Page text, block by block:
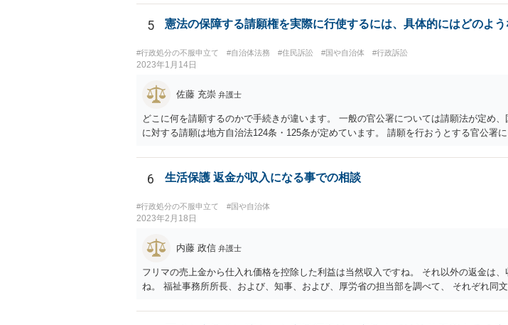
5 憲法の保障する請願権を実際に行使するには、具体的にはどのよ
#行政処分の不服申立て #自治体法務 #住民訴訟 #国や自治体 #行政訴訟
2023年1月14日
佐藤 充崇 弁護士
どこに何を請願するのかで手続きが違います。 一般の官公署については請願法が定め
に対する請願は地方自治法124条・125条が定めています。 請願を行おうとする官公署
6 生活保護 返金が収入になる事での相談
#行政処分の不服申立て #国や自治体
2023年2月18日
内藤 政信 弁護士
フリマの売上金から仕入れ価格を控除した利益は当然収入ですね。 それ以外の返金は
ね。 福祉事務所所長、および、知事、および、厚労省の担当部を調べて、 それぞれ同